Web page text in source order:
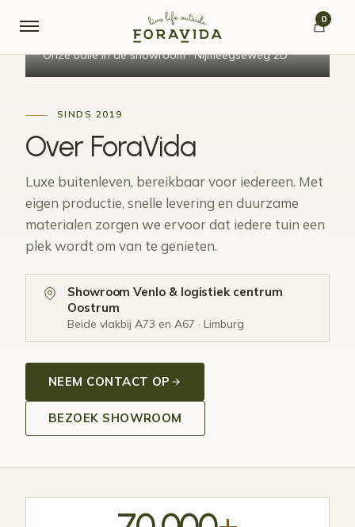
0
SINDS 2019
Over ForaVida
Luxe buitenleven, bereikbaar voor iedereen. Met
eigen productie, snelle levering en duurzame
materialen zorgen we ervoor dat iedere tuin een
plek wordt om van te genieten.
Showroom Venlo & logistiek centrum
Oostrum
Beide vlakbij A73 en A67 · Limburg
NEEM CONTACT OP
BEZOEK SHOWROOM
ForaVida showroom · Venlo
Onze balie in de showroom · Nijmeegseweg 2D